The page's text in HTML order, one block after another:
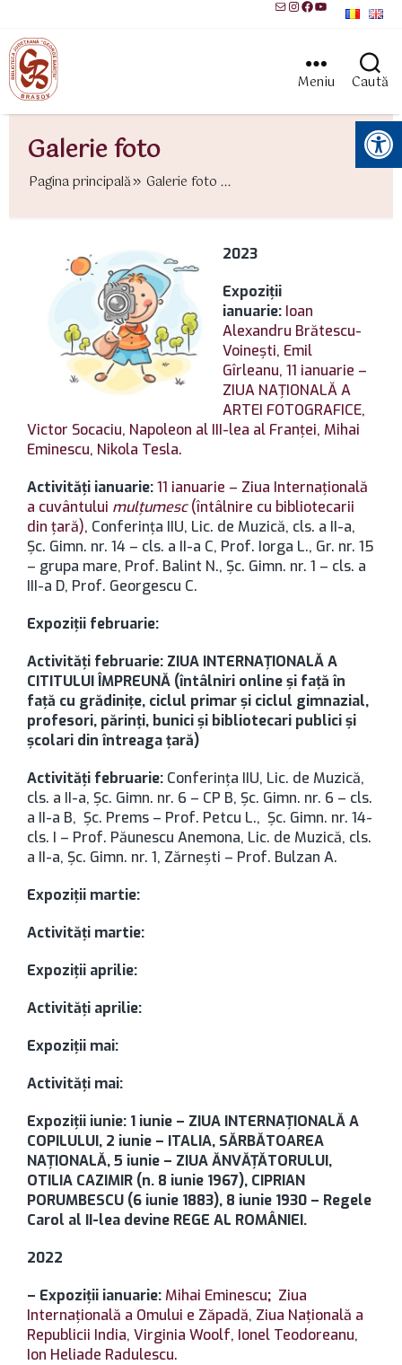
MailInstagram
Facebook
YouTube
Meniu Caută
Instrumente pentru accesibilitate
Galerie foto
Pagina principală Galerie foto ...
2023
Expoziţii
ianuarie: Ioan
Alexandru Brătescu-
Voineşti, Emil
Gîrleanu, 11 ianuarie –
ZIUA NAŢIONALĂ A
ARTEI FOTOGRAFICE,
Victor Socaciu, Napoleon al III-lea al Franţei, Mihai
Eminescu, Nikola Tesla.
Activităţi ianuarie:11 ianuarie – Ziua Internaţională
a cuvântului mulţumesc(întâlnire cu bibliotecarii
din ţară), Conferinţa IIU, Lic. de Muzică, cls. a II-a,
Şc. Gimn. nr. 14 – cls. a II-a C, Prof. Iorga L., Gr. nr. 15
– grupa mare, Prof. Balint N., Şc. Gimn. nr. 1 – cls. a
III-a D, Prof. Georgescu C.
Expoziţii februarie:
Activităţi februarie: ZIUA INTERNAŢIONALĂ A
CITITULUI ÎMPREUNĂ (întâlniri online şi faţă în
faţă cu grădiniţe, ciclul primar şi ciclul gimnazial,
profesori, părinţi, bunici şi bibliotecari publici şi
şcolari din întreaga ţară)
Activităţi februarie: Conferinţa IIU, Lic. de Muzică,
cls. a II-a, Şc. Gimn. nr. 6 – CP B, Şc. Gimn. nr. 6 – cls.
a II-a B, Şc. Prems – Prof. Petcu L., Şc. Gimn. nr. 14-
cls. I – Prof. Păunescu Anemona, Lic. de Muzică, cls.
a II-a, Şc. Gimn. nr. 1, Zărneşti – Prof. Bulzan A.
Expoziţii martie:
Activităţi martie:
Expoziţii aprilie:
Activităţi aprilie:
Expoziţii mai:
Activităţi mai:
Expoziţii iunie: 1 iunie – ZIUA INTERNAŢIONALĂ A
COPILULUI, 2 iunie – ITALIA, SĂRBĂTOAREA
NAŢIONALĂ, 5 iunie – ZIUA ĂNVĂŢĂTORULUI,
OTILIA CAZIMIR (n. 8 iunie 1967), CIPRIAN
PORUMBESCU (6 iunie 1883), 8 iunie 1930 – Regele
Carol al II-lea devine REGE AL ROMÂNIEI.
2022
– Expoziții ianuarie:Mihai Eminescu; Ziua
Internațională a Omului e Zăpadă, Ziua Națională a
Republicii India, Virginia Woolf, Ionel Teodoreanu,
Ion Heliade Radulescu.